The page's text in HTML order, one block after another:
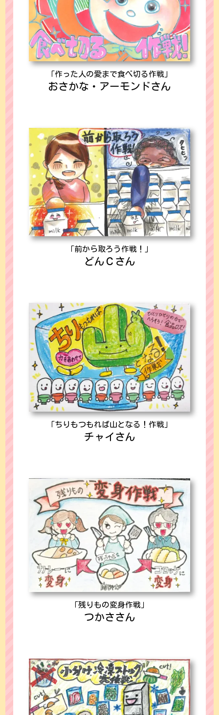
「作った人の愛まで食べ切る作戦」
おさかな・アーモンドさん
「前から取ろう作戦！」
どんＣさん
「ちりもつもれば山となる！作戦」
チャイさん
「残りもの変身作戦」
つかささん